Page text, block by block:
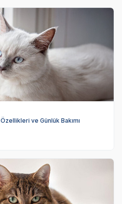
ve Günlük Bakımı